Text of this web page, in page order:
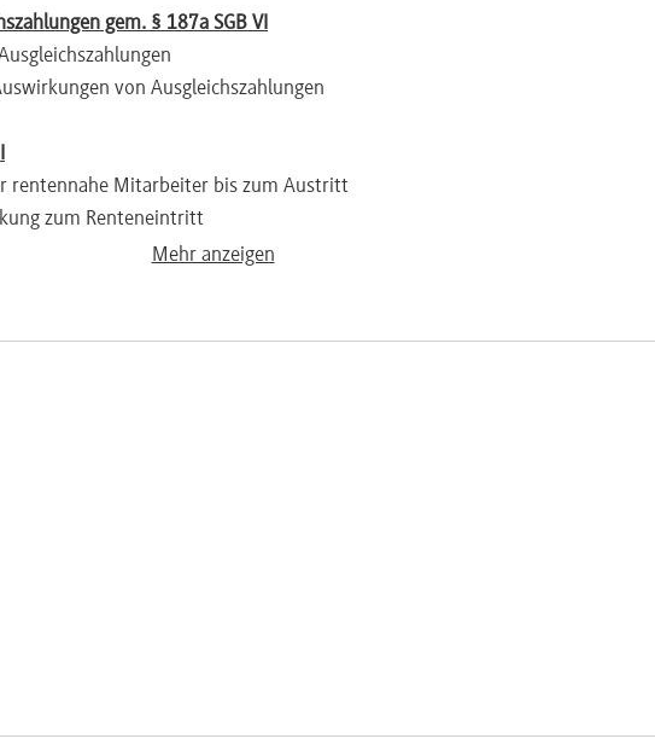
gem. § 187a SGB VI
von Ausgleichszahlungen
rentennahe Mitarbeiter bis zum Austritt
zum Renteneintritt
Mehr anzeigen